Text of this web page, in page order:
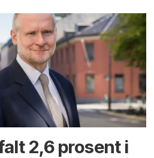
2,6 prosent i